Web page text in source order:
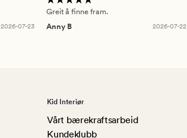
2026-07-23
Greit å finne fram.
Anny B
2026-07-22
Kid Interiør
Vårt bærekraftsarbeid
Kundeklubb